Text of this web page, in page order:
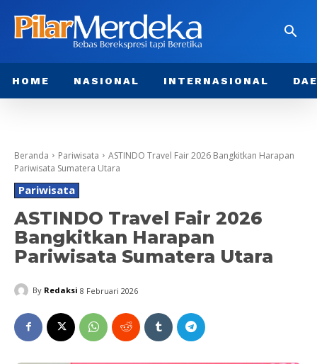
HOME NASIONAL INTERNASIONAL
Beranda Pariwisata
ASTINDO Travel Fair 2026 Bangkitkan Harapan
Pariwisata Sumatera Utara
Pariwisata
ASTINDO Travel Fair 2026
Bangkitkan Harapan
Pariwisata Sumatera Utara
By Redaksi 8 Februari 2026